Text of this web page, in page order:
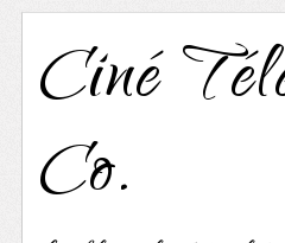
Ciné
Co.